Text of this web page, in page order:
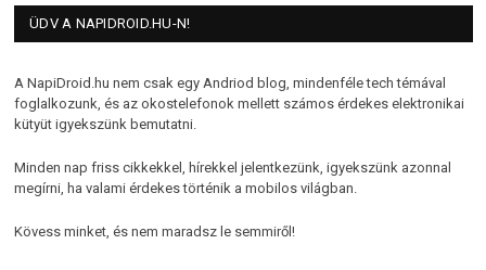
ÜDV A NAPIDROID.HU-N!
A NapiDroid.hu nem csak egy Andriod blog, mindenféle tech témával
foglalkozunk, és az okostelefonok mellett számos érdekes elektronikai
kütyüt igyekszünk bemutatni.
Minden nap friss cikkekkel, hírekkel jelentkezünk, igyekszünk azonnal
megírni, ha valami érdekes történik a mobilos világban.
Kövess minket, és nem maradsz le semmiről!